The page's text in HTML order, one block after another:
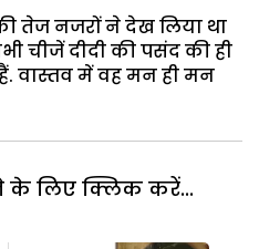
तेज नजरों ने देख लिया था
चीजें दीदी की पसंद की ही
वास्तव में वह मन ही मन
के लिए क्लिक करें...